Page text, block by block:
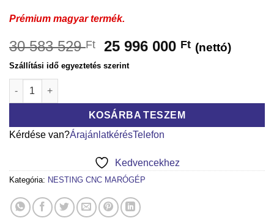
Prémium magyar termék.
30 583 529Ft 25 996 000 Ft (nettó)
Szállítási idő egyeztetés szerint
ETALON NESTING CNC MARÓGÉP 21.30 mennyiség
KOSÁRBA TESZEM
Kérdése van?ÁrajánlatkérésTelefon
Kedvencekhez
Kategória: NESTING CNC MARÓGÉP